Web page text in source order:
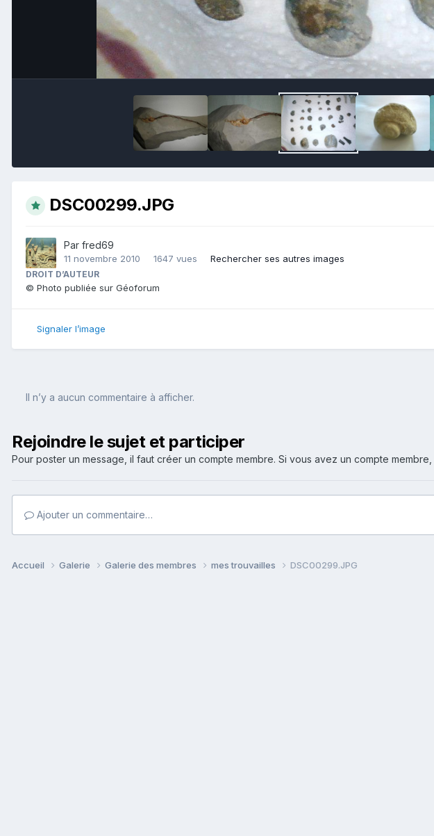
DSC00299.JPG
Par fred69
11 novembre 2010 1647 vues Rechercher ses autres images
DROIT D’AUTEUR
© Photo publiée sur Géoforum
Signaler l’image
Il n’y a aucun commentaire à afficher.
Rejoindre le sujet et participer
Pour poster un message, il faut créer un compte membre. Si vous avez un compte membre,
Ajouter un commentaire…
Accueil Galerie Galerie des membres mes trouvailles DSC00299.JPG